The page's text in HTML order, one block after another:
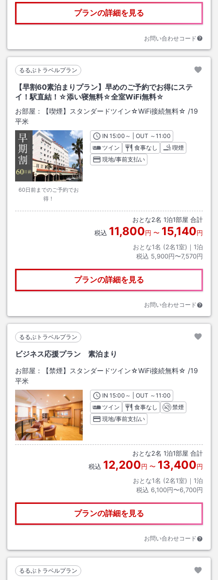
プランの詳細を見る
お問い合わせコード
るるぶトラベルプラン
【早割60素泊まりプラン】早めのご予約でお得にステ
イ！駅直結！☆添い寝無料☆全室WiFi無料☆
お部屋： 【喫煙】スタンダードツイン☆WiFi接続無料☆ /19
平米
60日前までのご予約でお
得！
INチェックイン
15:00 ～ | OUT チェックアウト
～11:00
ツイン
食事なし
喫煙
現地/事前支払い
おとな2名 1泊1部屋 合計
税込 11,800円 〜 15,140円
おとな1名 (2名1室)｜ 1泊
税込 5,900円〜7,570円
プランの詳細を見る
お問い合わせコード
るるぶトラベルプラン
ビジネス応援プラン 素泊まり
お部屋： 【禁煙】スタンダードツイン☆WiFi接続無料☆ /19
平米
INチェックイン
15:00 ～ | OUT チェックアウト
～11:00
ツイン
食事なし
禁煙
現地/事前支払い
おとな2名 1泊1部屋 合計
税込 12,200円 〜 13,400円
おとな1名 (2名1室)｜ 1泊
税込 6,100円〜6,700円
プランの詳細を見る
お問い合わせコード
るるぶトラベルプラン